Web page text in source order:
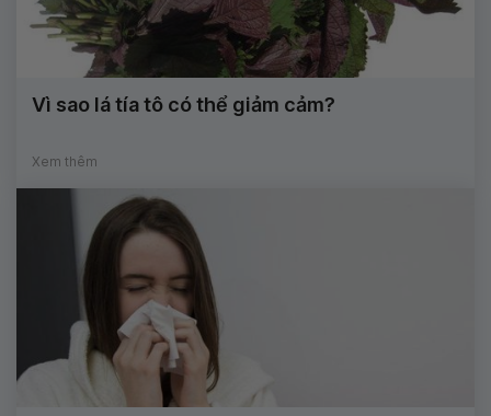
Vì sao lá tía tô có thể giảm cảm?
Xem thêm